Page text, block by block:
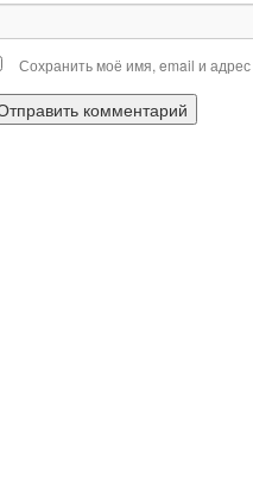
Сохранить моё имя, email и